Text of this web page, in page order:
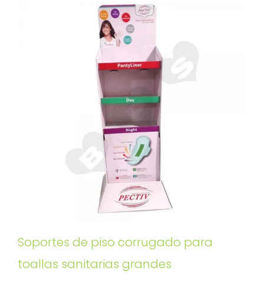
Soportes de piso corrugado para
toallas sanitarias grandes